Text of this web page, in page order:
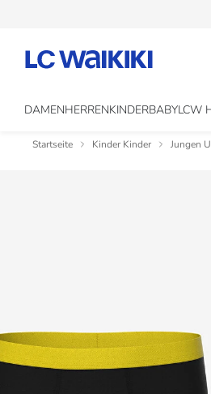
DAMENHERRENKINDERBABYLCW
Startseite Kinder Kinder Jungen